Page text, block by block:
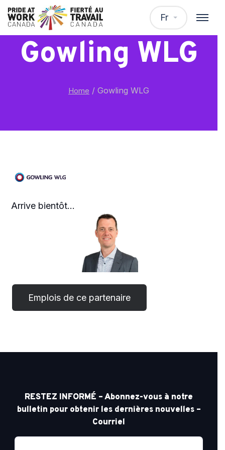
Fr
Gowling WLG
Home / Gowling WLG
Arrive bientôt...
RESTEZ INFORMÉ – Abonnez-vous à notre
bulletin pour obtenir les dernières nouvelles –
Courriel